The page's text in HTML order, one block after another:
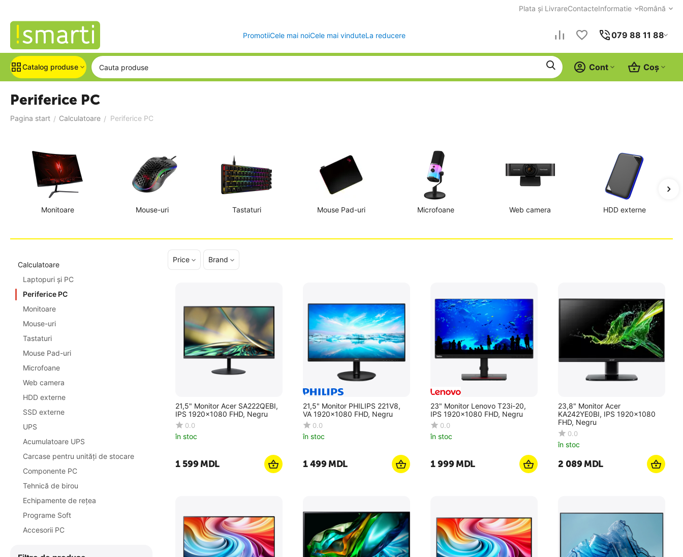
Plata și LivrareContacteInformatie Română
PromotiiCele mai noiCele mai vinduteLa reducere 079 88 11 88
Catalog produse Coș
Cont
Periferice PC
Pagina start / Calculatoare / Periferice PC
Monitoare Mouse-uri Tastaturi Mouse Pad-uri Microfoane Web camera HDD externe
Price Brand
21,5" Monitor Acer SA222QEBI,
IPS 1920x1080 FHD, Negru
0.0
în stoc
1 599MDL
21,5" Monitor PHILIPS 221V8,
VA 1920x1080 FHD, Negru
0.0
în stoc
1 499MDL
23" Monitor Lenovo T23i-20,
IPS 1920x1080 FHD, Negru
0.0
în stoc
1 999MDL
23,8" Monitor Acer
KA242YE0BI, IPS 1920x1080
FHD, Negru
0.0
în stoc
2 089MDL
Calculatoare
Laptopuri și PC
Periferice PC
Monitoare
Mouse-uri
Tastaturi
Mouse Pad-uri
Microfoane
Web camera
HDD externe
SSD externe
UPS
Acumulatoare UPS
Carcase pentru unități de stocare
Componente PC
Tehnică de birou
Echipamente de rețea
Programe Soft
Accesorii PC